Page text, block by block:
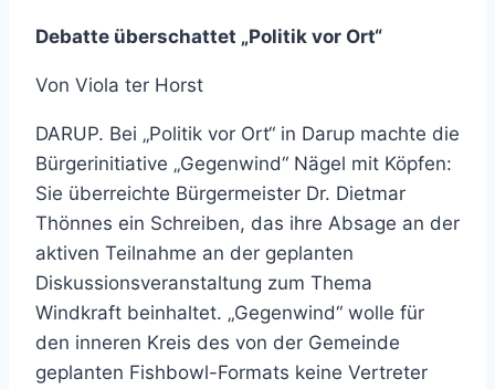
Debatte überschattet „Politik vor Ort“
Von Viola ter Horst
DARUP. Bei „Politik vor Ort“ in Darup machte die
Bürgerinitiative „Gegenwind“ Nägel mit Köpfen:
Sie überreichte Bürgermeister Dr. Dietmar
Thönnes ein Schreiben, das ihre Absage an der
aktiven Teilnahme an der geplanten
Diskussionsveranstaltung zum Thema
Windkraft beinhaltet. „Gegenwind“ wolle für
den inneren Kreis des von der Gemeinde
geplanten Fishbowl-Formats keine Vertreter